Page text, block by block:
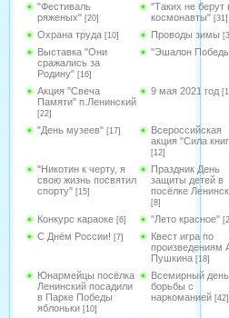
"Фестиваль
ряженых" [20]
"Таких не берут
космонавты" [31]
Охрана труда [10] Проводы зимы
Выставка "Они
сражались за
Родину" [16]
"Эшалон
Акция "Свеча
Памяти" п.Ленинский
[22]
9 мая 2021 год
"День музеев" [17]
Всероссийская
акция "Сила
[12]
"Никотин к черту, я
свою жизнь посвятил
спорту" [15]
Праздник День
защиты детей в
посёлке
[8]
Конкурс караоке [6] "Лето красное"
С Днём России! [7]
Квест игра по
произведениям
Пушкина [18]
Юнармейцы посёлка
Ленинский посадили
в Парке Победы
яблоньки [10]
Всемирный день
борьбы с
наркоманией [42]